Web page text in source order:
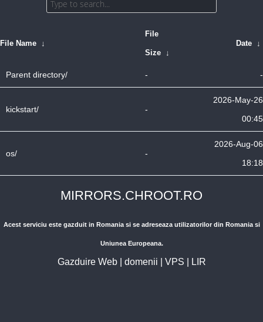
File Name ↓
File
Size ↓
Date ↓
Parent directory/ - -
kickstart/ -
2026-May-26
00:45
os/ -
2026-Aug-06
18:18
MIRRORS.CHROOT.RO
Acest serviciu este gazduit in Romania si se adreseaza utilizatorilor din Romania si
Uniunea Europeana.
Gazduire Web| domenii VPS LIR